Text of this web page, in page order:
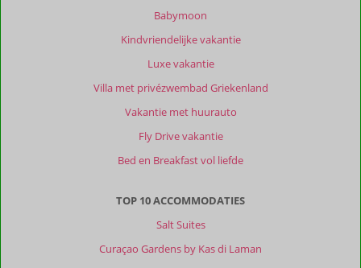
Babymoon
Kindvriendelijke vakantie
Luxe vakantie
Villa met privézwembad Griekenland
Vakantie met huurauto
Fly Drive vakantie
Bed en Breakfast vol liefde
TOP 10 ACCOMMODATIES
Salt Suites
Curaçao Gardens by Kas di Laman